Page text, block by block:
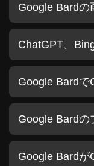
Google Bardの
ChatGPT、
Google Bardで
Google Bardの
Google Bardが